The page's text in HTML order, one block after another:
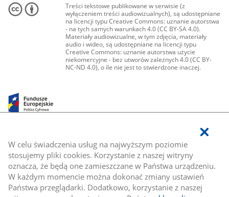
W celu świadczenia usług na najwyższym poziomie
stosujemy pliki cookies. Korzystanie z naszej witryny
oznacza, że będą one zamieszczane w Państwa urządzeniu.
W każdym momencie można dokonać zmiany ustawień
Państwa przeglądarki. Dodatkowo, korzystanie z naszej
Treści tekstowe publikowane w serwisie (z
wyłączeniem treści audiowizualnych), są udostępniane
na licencji typu Creative Commons: uznanie autorstwa
- na tych samych warunkach 4.0 (CC BY-SA 4.0).
Materiały audiowizualne, w tym zdjęcia, materiały
audio i wideo, są udostępniane na licencji typu
Creative Commons: uznanie autorstwa użycie
niekomercyjne - bez utworów zależnych 4.0 (CC BY-
NC-ND 4.0), o ile nie jest to stwierdzone inaczej.